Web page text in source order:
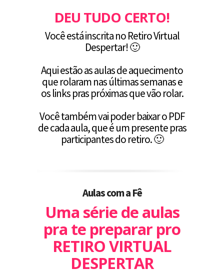
DEU TUDO CERTO!
Você está inscrita no Retiro Virtual
Despertar! 🙂
Aqui estão as aulas de aquecimento
que rolaram nas últimas semanas e
os links pras próximas que vão rolar.
Você também vai poder baixar o PDF
de cada aula, que é um presente pras
participantes do retiro. 🙂
Aulas com a Fê
Uma série de aulas
pra te preparar pro
RETIRO VIRTUAL
DESPERTAR